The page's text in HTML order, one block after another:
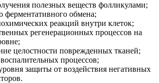
полезных веществ фолликулами;
ферментативного обмена;
реакций внутри клеток;
регенерационных процессов на
целостности поврежденных тканей;
процессов;
защиты от воздействия негативных